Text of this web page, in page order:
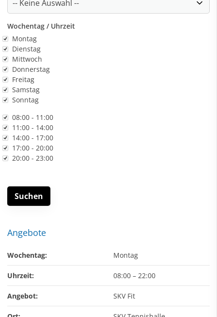
Wochentag / Uhrzeit
Wochentag
Montag
Dienstag
Mittwoch
Donnerstag
Freitag
Samstag
Sonntag
Uhrzeit08:00 - 11:00
11:00 - 14:00
14:00 - 17:00
17:00 - 20:00
20:00 - 23:00
Angebote
Wochentag: Montag
Uhrzeit: 08:00 – 22:00
Angebot: SKV Fit